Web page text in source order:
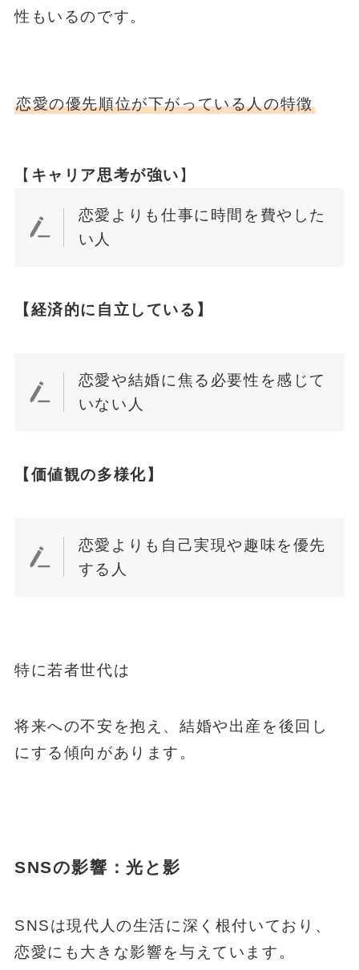
性もいるのです。
恋愛の優先順位が下がっている人の特徴
【 キャリア思考が強い 】
恋愛よりも仕事に時間を費やした
い人
【経済的に自立している】
恋愛や結婚に焦る必要性を感じて
いない人
【価値観の多様化】
恋愛よりも自己実現や趣味を優先
する人
特に若者世代は
将来への不安を抱え、結婚や出産を後回し
にする傾向があります。
SNSの影響 ：光と影
SNSは現代人の生活に深く根付いており、
恋愛にも大きな影響を与えています。